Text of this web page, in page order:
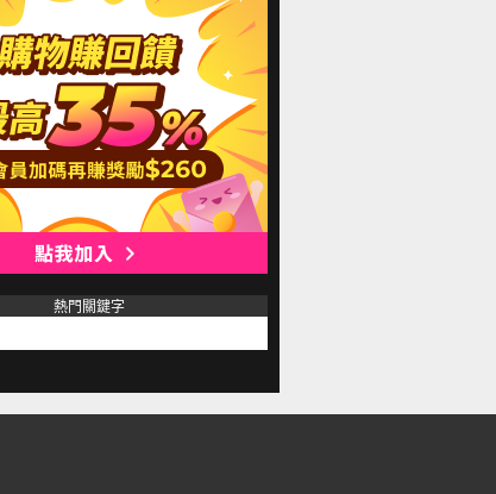
熱門關鍵字